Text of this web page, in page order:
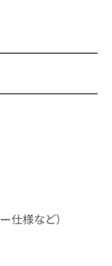
仕様など）